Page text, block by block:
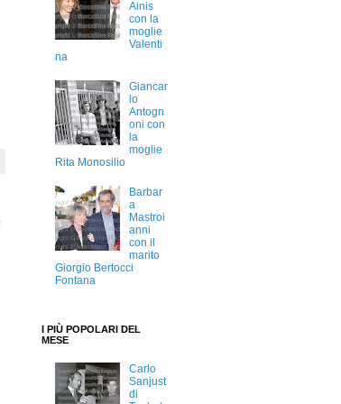
Ainis
con la
moglie
Valenti
na
Giancar
lo
Antogn
oni con
la
moglie
Rita Monosilio
Barbar
a
Mastroi
anni
con il
marito
Giorgio Bertocci
Fontana
I PIÙ POPOLARI DEL
MESE
Carlo
Sanjust
di